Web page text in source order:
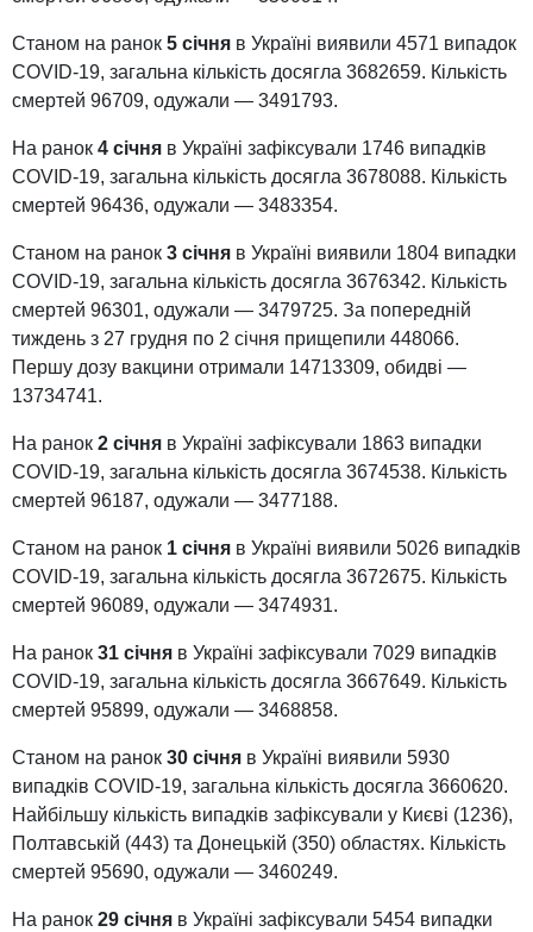
Станом на ранок 5 січня в Україні виявили 4571 випадок
COVID-19, загальна кількість досягла 3682659. Кількість
смертей 96709, одужали — 3491793.
На ранок 4 січня в Україні зафіксували 1746 випадків
COVID-19, загальна кількість досягла 3678088. Кількість
смертей 96436, одужали — 3483354.
Станом на ранок 3 січня в Україні виявили 1804 випадки
COVID-19, загальна кількість досягла 3676342. Кількість
смертей 96301, одужали — 3479725. За попередній
тиждень з 27 грудня по 2 січня прищепили 448066.
Першу дозу вакцини отримали 14713309, обидві —
13734741.
На ранок 2 січня в Україні зафіксували 1863 випадки
СOVID-19, загальна кількість досягла 3674538. Кількість
смертей 96187, одужали — 3477188.
Станом на ранок 1 січня в Україні виявили 5026 випадків
COVID-19, загальна кількість досягла 3672675. Кількість
смертей 96089, одужали — 3474931.
На ранок 31 січня в Україні зафіксували 7029 випадків
COVID-19, загальна кількість досягла 3667649. Кількість
смертей 95899, одужали — 3468858.
Станом на ранок 30 січня в Україні виявили 5930
випадків COVID-19, загальна кількість досягла 3660620.
Найбільшу кількість випадків зафіксували у Києві (1236),
Полтавській (443) та Донецькій (350) областях. Кількість
смертей 95690, одужали — 3460249.
На ранок 29 січня в Україні зафіксували 5454 випадки